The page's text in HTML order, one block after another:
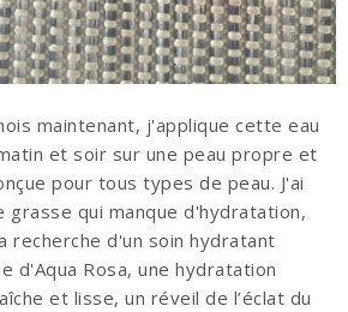
maintenant, j'applique cette eau
et soir sur une peau propre et
pour tous types de peau. J'ai
grasse qui manque d'hydratation,
recherche d'un soin hydratant
d'Aqua Rosa, une hydratation
et lisse, un réveil de l’éclat du